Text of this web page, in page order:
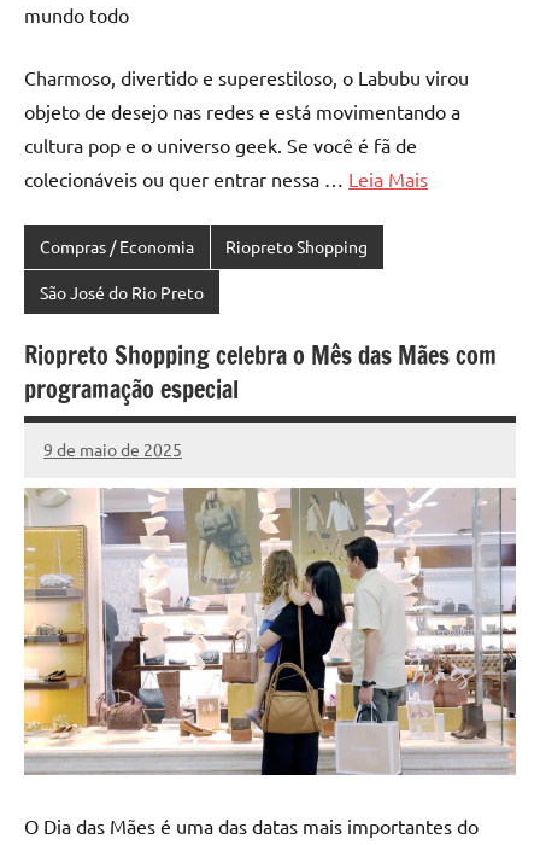
mundo todo
Charmoso, divertido e superestiloso, o Labubu virou
objeto de desejo nas redes e está movimentando a
cultura pop e o universo geek. Se você é fã de
colecionáveis ou quer entrar nessa … Leia Mais
Compras / Economia Riopreto Shopping
São José do Rio Preto
Riopreto Shopping celebra o Mês das Mães com
programação especial
9 de maio de 2025
Marcelo
Fachin
Nenhum
Comentário
O Dia das Mães é uma das datas mais importantes do